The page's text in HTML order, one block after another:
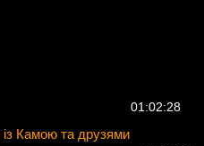
01:02:28
із Камою та друзями